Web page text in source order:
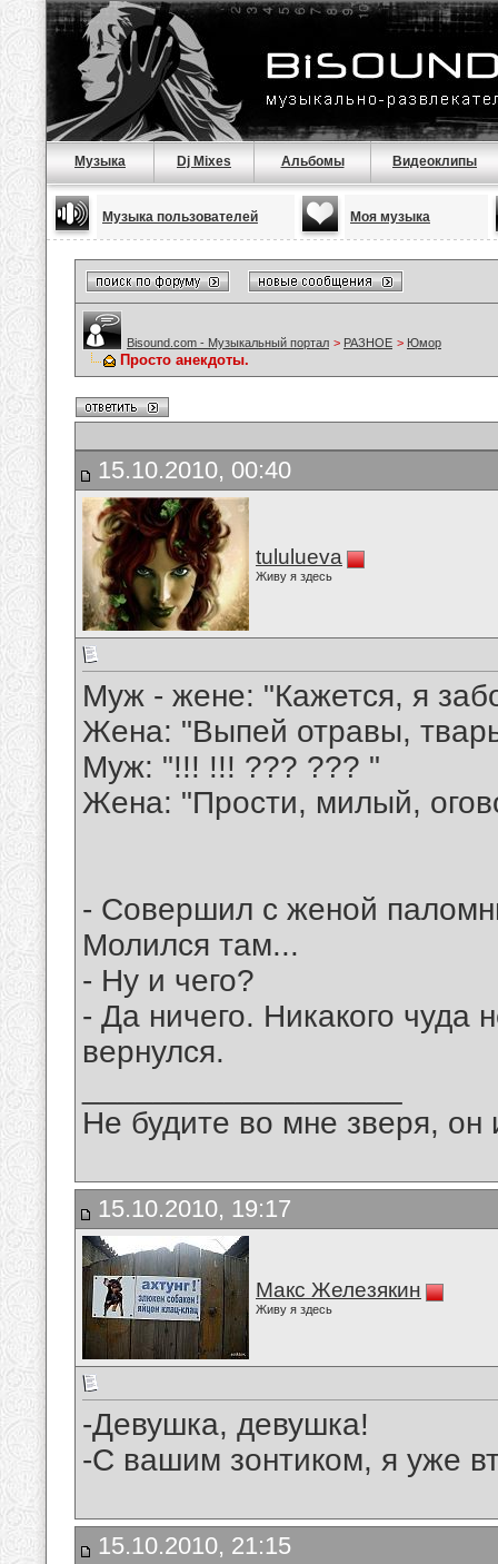
Музыка Dj Mixes Альбомы Видеоклипы
Музыка пользователей Моя музыка
Bisound.com - Музыкальный портал > РАЗНОЕ > Юмор
Просто анекдоты.
15.10.2010, 00:40
tululueva
Живу я здесь
Муж - жене: "Кажется, я
Жена: "Выпей отравы,
Муж: "!!! !!! ??? ??? "
Жена: "Прости, милый,
- Совершил с женой
Молился там...
- Ну и чего?
- Да ничего. Никакого чуда
вернулся.
Не будите во мне зверя, он
15.10.2010, 19:17
Макс Железякин
Живу я здесь
-Девушка, девушка!
-С вашим зонтиком, я уже
15.10.2010, 21:15